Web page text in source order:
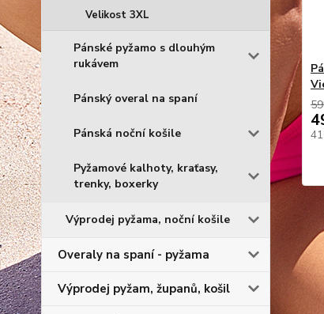
Velikost 3XL
Pánské pyžamo s dlouhým
rukávem
Pánský overal na spaní
Pánská noční košile
Pyžamové kalhoty, kraťasy,
trenky, boxerky
Výprodej pyžama, noční košile
Overaly na spaní - pyžama
Výprodej pyžam, županů, košil